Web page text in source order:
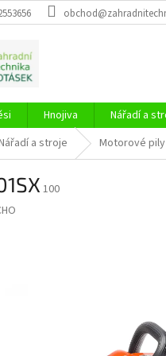
Hnojiva Nářadí a
a stroje Motorové pily
100